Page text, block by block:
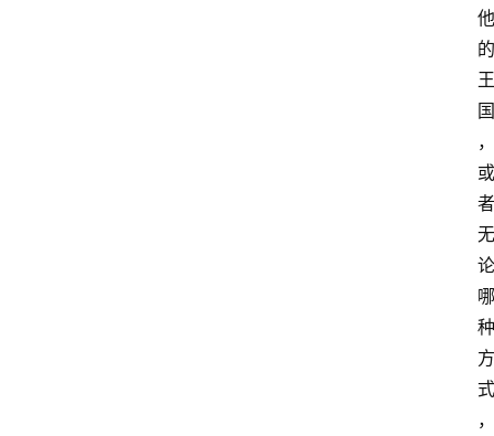
他
的
王
国
，
或
者
无
论
哪
种
方
式
，